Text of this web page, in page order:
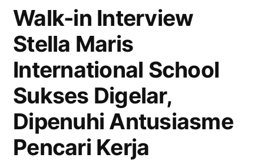
Walk-in Interview
Stella Maris
International School
Sukses Digelar,
Dipenuhi Antusiasme
Pencari Kerja